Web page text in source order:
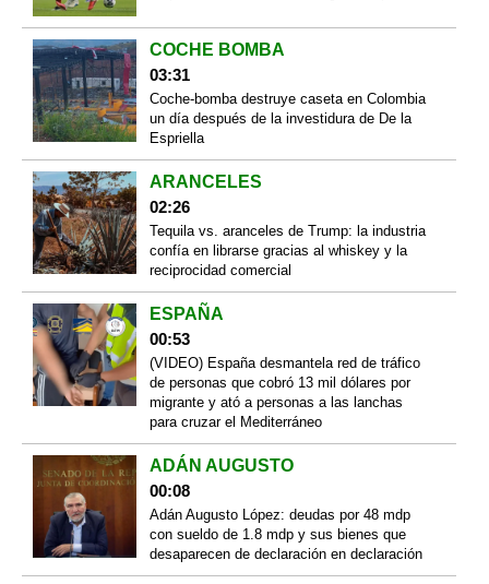
COCHE BOMBA
03:31
Coche-bomba destruye caseta en Colombia
un día después de la investidura de De la
Espriella
ARANCELES
02:26
Tequila vs. aranceles de Trump: la industria
confía en librarse gracias al whiskey y la
reciprocidad comercial
ESPAÑA
00:53
(VIDEO) España desmantela red de tráfico
de personas que cobró 13 mil dólares por
migrante y ató a personas a las lanchas
para cruzar el Mediterráneo
ADÁN AUGUSTO
00:08
Adán Augusto López: deudas por 48 mdp
con sueldo de 1.8 mdp y sus bienes que
desaparecen de declaración en declaración